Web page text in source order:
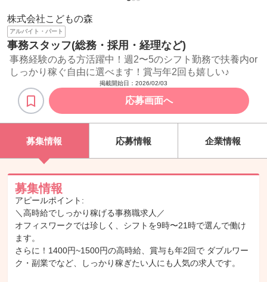
株式会社こどもの森
アルバイト・パート
事務スタッフ(総務・採用・経理など)
事務経験のある方活躍中！週2〜5のシフト勤務で扶養内or
しっかり稼ぐ自由に選べます！賞与年2回も嬉しい♪
掲載開始日： 2026/02/03
応募画面へ
募集情報 応募情報 企業情報
募集情報
アピールポイント:
＼高時給でしっかり稼げる事務職求人／
オフィスワークでは珍しく、シフトを9時〜21時で選んで働け
ます。
さらに！1400円~1500円の高時給、賞与も年2回で ダブルワー
ク・副業でなど、しっかり稼ぎたい人にも人気の求人です。